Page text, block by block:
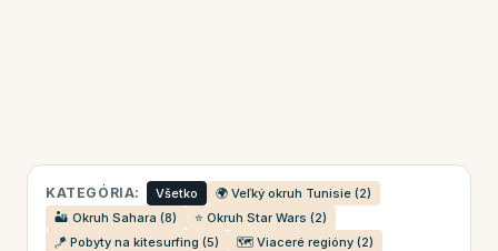
KATEGÓRIA: Všetko
🌍 Veľký okruh Tunisie (2)
🏜️ Okruh Sahara (8)
⭐ Okruh Star Wars (2)
🪁 Pobyty na kitesurfing (5)
🗺️ Viaceré regióny (2)